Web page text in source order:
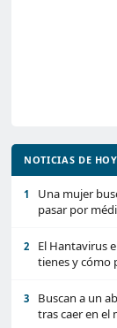
NOTICIAS DE
1
Una mujer
pasar por
2
El Hantavirus
tienes y cómo
3
Buscan a un
tras caer en el